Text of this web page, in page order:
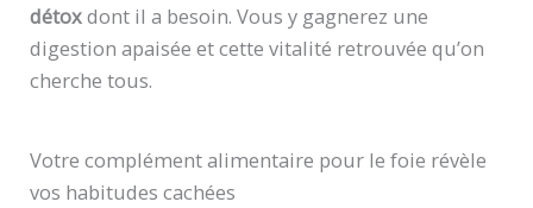
détoxdont il a besoin. Vous y gagnerez une
digestion apaisée et cette vitalité retrouvée qu’on
cherche tous.
Votre complément alimentaire pour le foie révèle
vos habitudes cachées